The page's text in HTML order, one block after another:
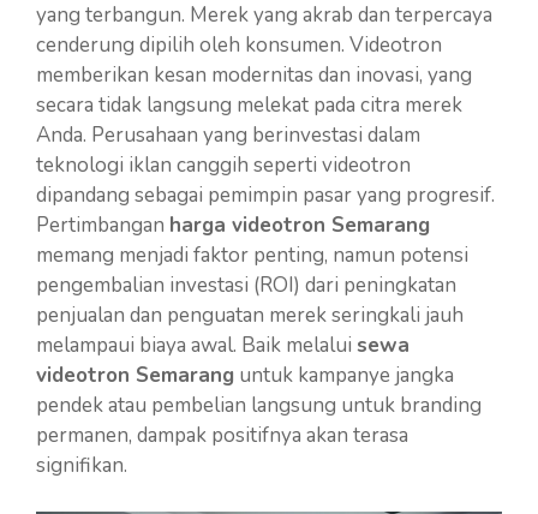
yang terbangun. Merek yang akrab dan terpercaya
cenderung dipilih oleh konsumen. Videotron
memberikan kesan modernitas dan inovasi, yang
secara tidak langsung melekat pada citra merek
Anda. Perusahaan yang berinvestasi dalam
teknologi iklan canggih seperti videotron
dipandang sebagai pemimpin pasar yang progresif.
Pertimbangan harga videotron Semarang
memang menjadi faktor penting, namun potensi
pengembalian investasi (ROI) dari peningkatan
penjualan dan penguatan merek seringkali jauh
melampaui biaya awal. Baik melalui sewa
videotron Semarang untuk kampanye jangka
pendek atau pembelian langsung untuk branding
permanen, dampak positifnya akan terasa
signifikan.